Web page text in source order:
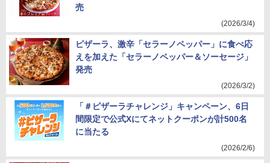
売
(2026/3/4)
ピザーラ、激辛「セラーノペッパー」に食べ応
えを加えた「セラーノペッパー＆ソーセージ」
発売
(2026/3/2)
「＃ピザーラチャレンジ」キャンペーン、6日
間限定で公式Xにてネットクーポンが計500名
に当たる
(2026/2/6)